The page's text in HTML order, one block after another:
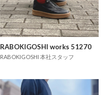
RABOKIGOSHI works 51270
RABOKIGOSHI 本社スタッフ